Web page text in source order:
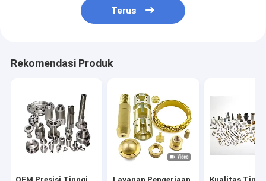
Terus
Rekomendasi Produk